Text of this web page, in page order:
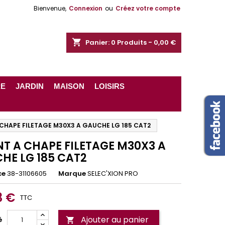
Bienvenue, Connexion ou Créez votre compte
shopping_cart Panier: 0 Produits - 0,00 €
JARDIN MAISON
LOISIRS
FILETAGE M30X3 A GAUCHE LG 185 CAT2
A CHAPE FILETAGE M30X3 A
LG 185 CAT2
38-31106605 MarqueSELEC'XION PRO
€ TTC
 Ajouter au panier